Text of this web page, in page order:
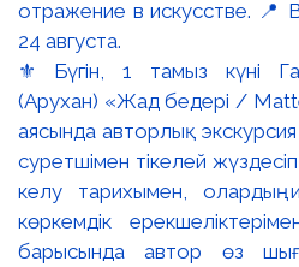
⚜️ Бүгін, 1 тамыз күні
(Арухан) «Жад бедері /
аясында авторлық
суретшімен тікелей
келу тарихымен, олардың
көркемдік
барысында автор өз